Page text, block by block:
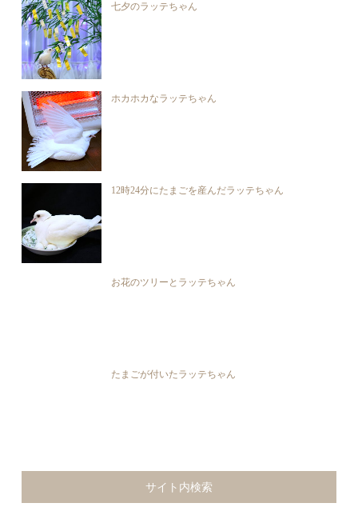
七夕のラッテちゃん
ホカホカなラッテちゃん
12時24分にたまごを産んだラッテちゃん
お花のツリーとラッテちゃん
たまごが付いたラッテちゃん
サイト内検索